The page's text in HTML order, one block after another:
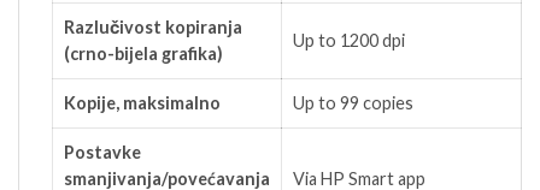
Razlučivost kopiranja
(crno-bijela grafika)
Up to 1200 dpi
Kopije, maksimalno Up to 99 copies
Postavke
smanjivanja/povećavanja
Via HP Smart app